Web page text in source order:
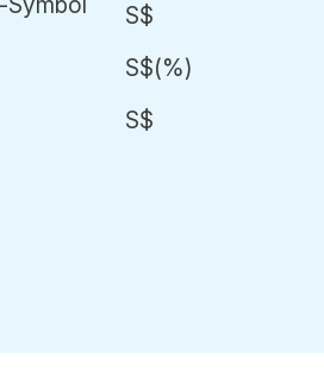
S$
S$(%)
S$